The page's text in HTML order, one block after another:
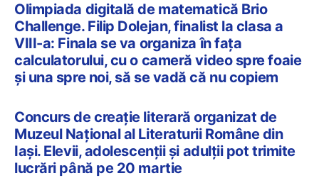
Olimpiada digitală de matematică Brio
Challenge. Filip Dolejan, finalist la clasa a
VIII-a: Finala se va organiza în fața
calculatorului, cu o cameră video spre foaie
și una spre noi, să se vadă că nu copiem
Concurs de creație literară organizat de
Muzeul Național al Literaturii Române din
Iași. Elevii, adolescenții și adulții pot trimite
lucrări până pe 20 martie